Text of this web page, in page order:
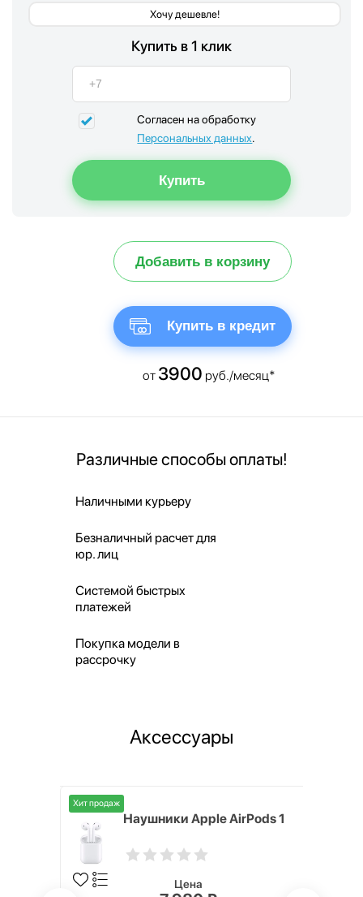
Хочу дешевле!
Купить в 1 клик
Согласен на обработку
Персональных данных.
Добавить в корзину
Купить в кредит
от 3900 руб./месяц*
Различные способы оплаты!
Наличными курьеру
Безналичный расчет для
юр. лиц
Системой быстрых
платежей
Покупка модели в
рассрочку
Аксессуары
Хит продаж
Наушники Apple AirPods 1
Цена